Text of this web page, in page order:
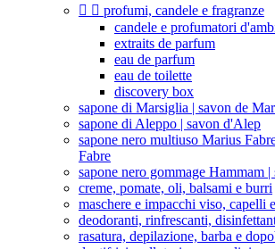
  profumi, candele e fragranze
candele e profumatori
extraits de parfum
eau de parfum
eau de toilette
discovery box
sapone di Marsiglia | savon de
sapone di Aleppo | savon d'Alep
sapone nero multiuso Marius
Fabre
sapone nero gommage Hammam
creme, pomate, oli, balsami e burri
maschere e impacchi viso, capelli
deodoranti, rinfrescanti,
rasatura, depilazione, barba e